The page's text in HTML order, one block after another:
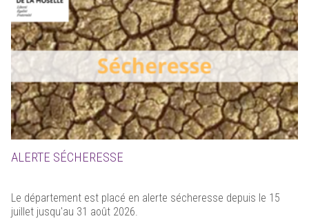
ALERTE SÉCHERESSE
Le département est placé en alerte sécheresse depuis le 15
juillet jusqu'au 31 août 2026.